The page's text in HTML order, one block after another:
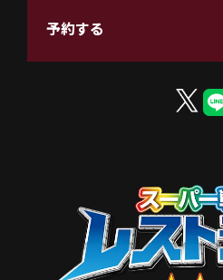
予約する